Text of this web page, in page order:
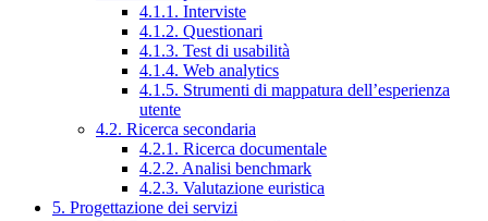
4.1.1. Interviste
4.1.2. Questionari
4.1.3. Test di usabilità
4.1.4. Web analytics
4.1.5. Strumenti di mappatura dell’esperienza
utente
4.2. Ricerca secondaria
4.2.1. Ricerca documentale
4.2.2. Analisi benchmark
4.2.3. Valutazione euristica
5. Progettazione dei servizi